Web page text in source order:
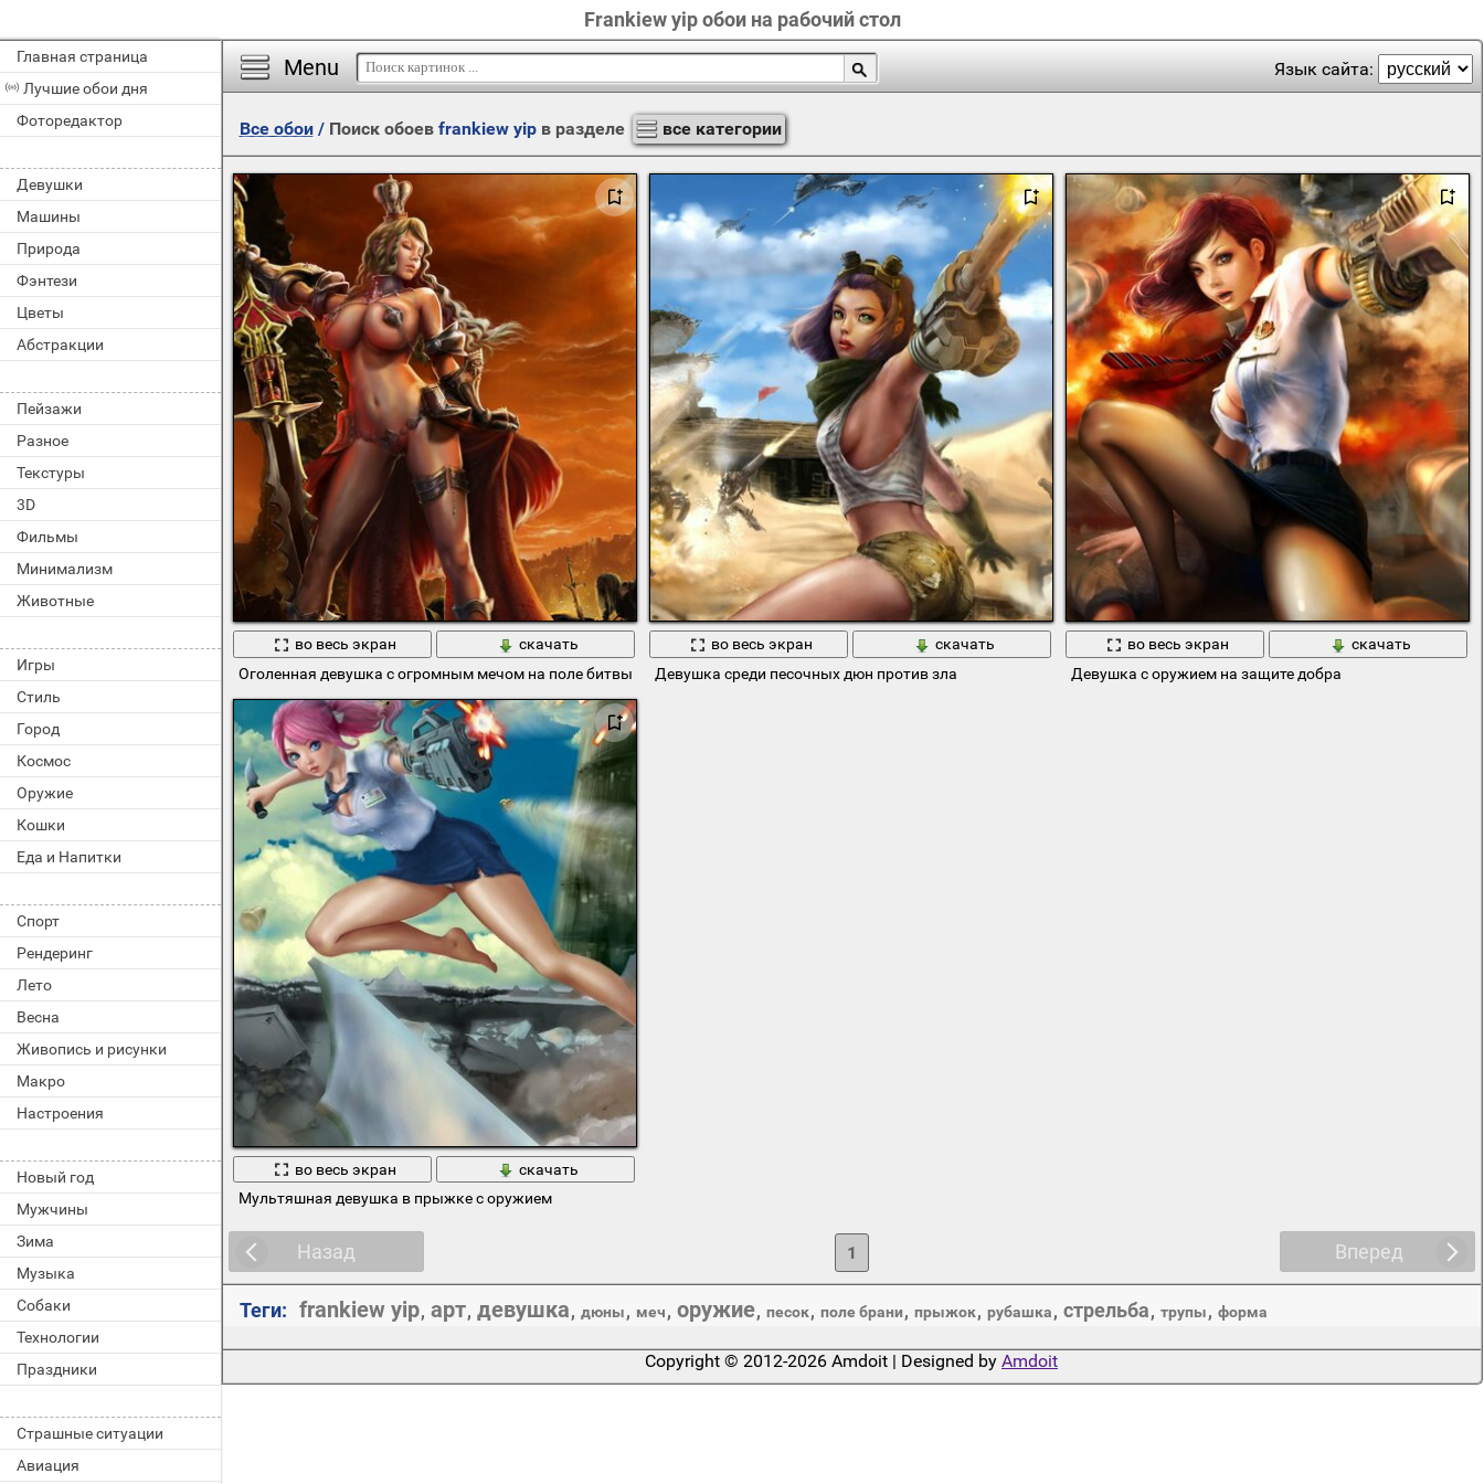
Frankiew yip обои на рабочий стол
Главная страница
Лучшие обои дня
Фоторедактор
Девушки
Машины
Природа
Фэнтези
Цветы
Абстракции
Пейзажи
Разное
Текстуры
3D
Фильмы
Минимализм
Животные
Игры
Стиль
Город
Космос
Оружие
Кошки
Еда и Напитки
Спорт
Рендеринг
Лето
Весна
Живопись и рисунки
Макро
Настроения
Новый год
Мужчины
Зима
Музыка
Собаки
Технологии
Праздники
Страшные ситуации
Авиация
Menu Язык сайта:
Все обои/ Поиск обоев frankiew yipв разделе все категории
во весь экран
скачать
Оголенная девушка с огромным мечом на поле битвы
во весь экран
скачать
Девушка среди песочных дюн против зла
во весь экран
скачать
Девушка с оружием на защите добра
во весь экран
скачать
Мультяшная девушка в прыжке с оружием
Назад Вперед
1
Теги: frankiew yip, арт, девушка, дюны, меч, оружие, песок, поле брани, прыжок, рубашка, стрельба, трупы, форма
Copyright © 2012-2026 Amdoit | Designed by Amdoit